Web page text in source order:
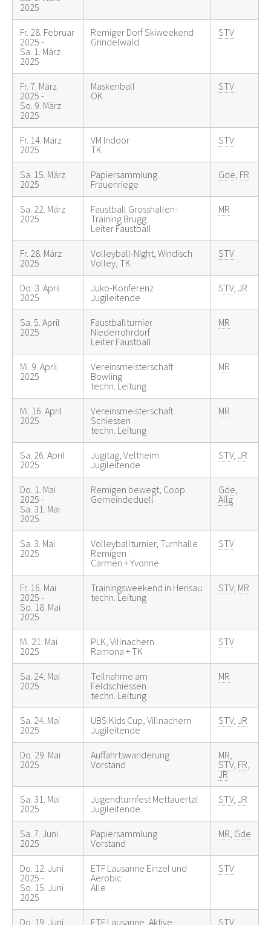
2025
Fr. 28. Februar
2025 -
Sa. 1. März
2025
Remiger Dorf Skiweekend
Grindelwald
STV
Fr. 7. März
2025 -
So. 9. März
2025
Maskenball
OK
STV
Fr. 14. März
2025
VM Indoor
TK
STV
Sa. 15. März
2025
Papiersammlung
Frauenriege
Gde FR
Sa. 22. März
2025
Faustball Grosshallen-
Training Brugg
Leiter Faustball
MR
Fr. 28. März
2025
Volleyball-Night, Windisch
Volley, TK
STV
Do. 3. April
2025
Juko-Konferenz
Jugileitende
STV, JR
Sa. 5. April
2025
Faustballturnier
Niederrohrdorf
Leiter Faustball
MR
Mi. 9. April
2025
Vereinsmeisterschaft
Bowling
techn. Leitung
MR
Mi. 16. April
2025
Vereinsmeisterschaft
Schiessen
techn. Leitung
MR
Sa. 26. April
2025
Jugitag, Veltheim
Jugileitende
STV, JR
Do. 1. Mai
2025 -
Sa. 31. Mai
2025
Remigen bewegt, Coop
Gemeindeduell
Gde
Allg
Sa. 3. Mai
2025
Volleyballturnier, Turnhalle
Remigen
Carmen + Yvonne
STV
Fr. 16. Mai
2025 -
So. 18. Mai
2025
Trainingsweekend in Herisau
techn. Leitung
STV, MR
Mi. 21. Mai
2025
PLK, Villnachern
Ramona + TK
STV
Sa. 24. Mai
2025
Teilnahme am
Feldschiessen
techn. Leitung
MR
Sa. 24. Mai
2025
UBS Kids Cup, Villnachern
Jugileitende
STV, JR
Do. 29. Mai
2025
Auffahrtswanderung
Vorstand
MR
STV, FR
JR
Sa. 31. Mai
2025
Jugendturnfest Mettauertal
Jugileitende
STV, JR
Sa. 7. Juni
2025
Papiersammlung
Vorstand
MR Gde
Do. 12. Juni
2025 -
So. 15. Juni
2025
ETF Lausanne Einzel und
Aerobic
Alle
STV
Do. 19. Juni ETF Lausanne, Aktive STV